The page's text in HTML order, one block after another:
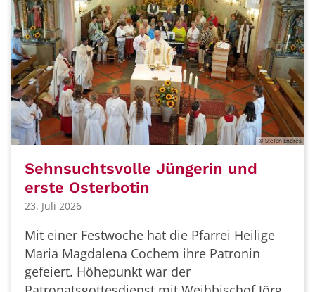
© Stefan Endres
Sehnsuchtsvolle Jüngerin und
erste Osterbotin
23. Juli 2026
Mit einer Festwoche hat die Pfarrei Heilige
Maria Magdalena Cochem ihre Patronin
gefeiert. Höhepunkt war der